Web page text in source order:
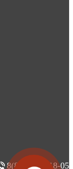
8(800) 200-18-05